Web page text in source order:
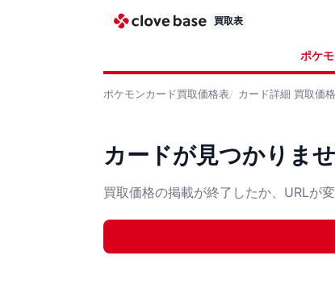
買取表
ポケ
ポケモンカード買取価格表 カード詳細 買取価格
カードが見つかりま
買取価格の掲載が終了したか、URLが